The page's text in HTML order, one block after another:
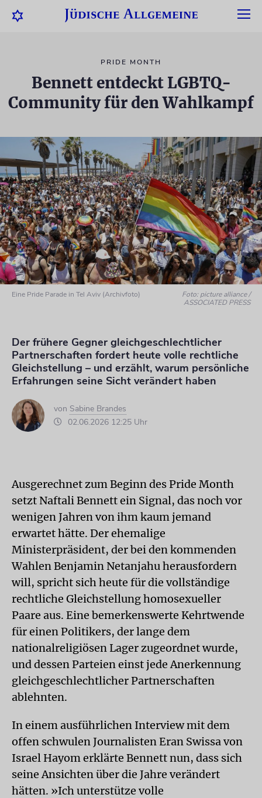
PRIDE MONTH
Bennett entdeckt LGBTQ-
Community für den Wahlkampf
Eine Pride Parade in Tel Aviv (Archivfoto)
Foto: picture alliance /
ASSOCIATED PRESS
Der frühere Gegner gleichgeschlechtlicher
Partnerschaften fordert heute volle rechtliche
Gleichstellung – und erzählt, warum persönliche
Erfahrungen seine Sicht verändert haben
von Sabine Brandes
02.06.2026 12:25 Uhr
Ausgerechnet zum Beginn des Pride Month
setzt Naftali Bennett ein Signal, das noch vor
wenigen Jahren von ihm kaum jemand
erwartet hätte. Der ehemalige
Ministerpräsident, der bei den kommenden
Wahlen Benjamin Netanjahu herausfordern
will, spricht sich heute für die vollständige
rechtliche Gleichstellung homosexueller
Paare aus. Eine bemerkenswerte Kehrtwende
für einen Politikers, der lange dem
nationalreligiösen Lager zugeordnet wurde,
und dessen Parteien einst jede Anerkennung
gleichgeschlechtlicher Partnerschaften
ablehnten.
In einem ausführlichen Interview mit dem
offen schwulen Journalisten Eran Swissa von
Israel Hayom erklärte Bennett nun, dass sich
seine Ansichten über die Jahre verändert
hätten. »Ich unterstütze volle